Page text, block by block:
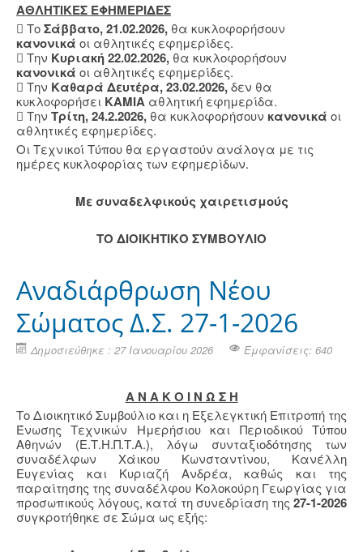
ΑΘΛΗΤΙΚΕΣ ΕΦΗΜΕΡΙΔΕΣ
 ΤοΣάββατο, 21.02.2026, θα κυκλοφορήσουν
κανονικά οι αθλητικές εφημερίδες.
 Την Κυριακή 22.02.2026, θα κυκλοφορήσουν
κανονικά οι αθλητικές εφημερίδες.
 Την Καθαρά Δευτέρα, 23.02.2026,δεν θα
κυκλοφορήσει ΚΑΜΙΑ αθλητική εφημερίδα.
 Την Τρίτη, 24.2.2026, θα κυκλοφορήσουν κανονικά οι
αθλητικές εφημερίδες.
Οι Τεχνικοί Τύπου θα εργαστούν ανάλογα με τις
ημέρες κυκλοφορίας των εφημερίδων.
Mε συναδελφικούς χαιρετισμούς
ΤΟ ΔΙΟΙΚΗΤΙΚΟ ΣΥΜΒΟΥΛΙΟ
Αναδιάρθρωση Νέου
Σώματος Δ.Σ. 27-1-2026
Δημοσιεύθηκε : 27 Ιανουαρίου 2026 Εμφανίσεις: 640
Α Ν Α Κ Ο Ι Ν Ω Σ Η
Το Διοικητικό Συμβούλιο και η Εξελεγκτική Επιτροπή της
Ένωσης Τεχνικών Ημερήσιου και Περιοδικού Τύπου
Αθηνών (Ε.Τ.Η.Π.Τ.Α.), λόγω συνταξιοδότησης των
συναδέλφων Χάικου Κωνσταντίνου, Κανέλλη
Ευγενίας και Κυριαζή Ανδρέα, καθώς και της
παραίτησης της συναδέλφου Κολοκούρη Γεωργίας για
προσωπικούς λόγους, κατά τη συνεδρίαση της 27-1-2026
συγκροτήθηκε σε Σώμα ως εξής: